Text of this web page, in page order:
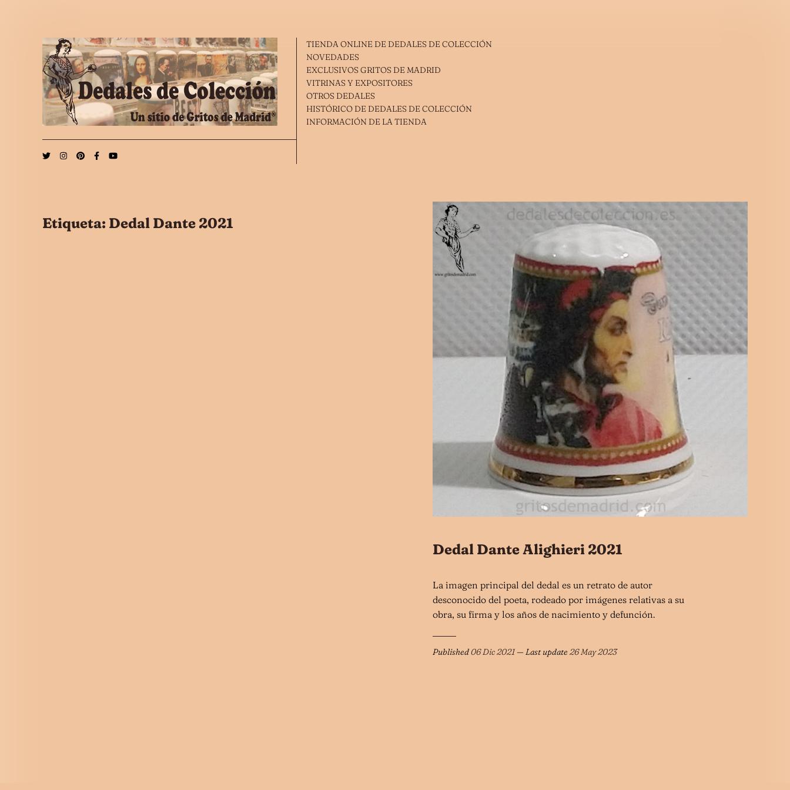
TIENDA ONLINE DE DEDALES DE COLECCIÓN
NOVEDADES
EXCLUSIVOS GRITOS DE MADRID
VITRINAS Y EXPOSITORES
OTROS DEDALES
HISTÓRICO DE DEDALES DE COLECCIÓN
INFORMACIÓN DE LA TIENDA
Etiqueta: Dedal Dante 2021
Dedal Dante Alighieri 2021
La imagen principal del dedal es un retrato de autor
desconocido del poeta, rodeado por imágenes relativas a su
obra, su firma y los años de nacimiento y defunción.
Published06 Dic 2021— Last update26 May 2023